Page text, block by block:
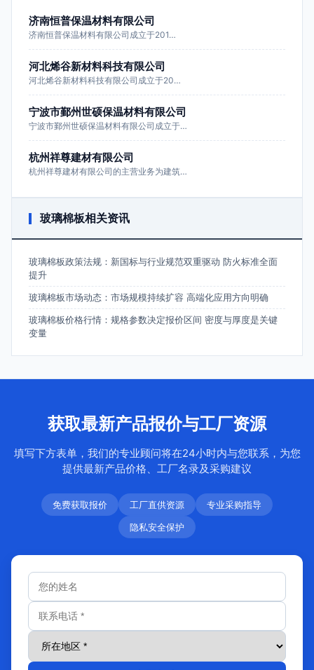
济南恒普保温材料有限公司
济南恒普保温材料有限公司成立于201…
河北烯谷新材料科技有限公司
河北烯谷新材料科技有限公司成立于20…
宁波市鄞州世硕保温材料有限公司
宁波市鄞州世硕保温材料有限公司成立于…
杭州祥尊建材有限公司
杭州祥尊建材有限公司的主营业务为建筑…
玻璃棉板相关资讯
玻璃棉板政策法规：新国标与行业规范双重驱动 防火标准全面
提升
玻璃棉板市场动态：市场规模持续扩容 高端化应用方向明确
玻璃棉板价格行情：规格参数决定报价区间 密度与厚度是关键
变量
获取最新产品报价与工厂资源
填写下方表单，我们的专业顾问将在24小时内与您联系，为您
提供最新产品价格、工厂名录及采购建议
免费获取报价 工厂直供资源
专业采购指导
隐私安全保护